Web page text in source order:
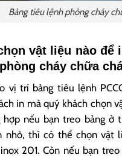
Bảng tiêu lệnh phòng cháy
vật liệu nào để
cháy chữa
vị trí bảng tiêu lệnh
in mà quý khách chọn
hợp nếu bạn treo bảng ở
nhỏ, thì có thể chọn vật
201. Còn nếu bạn